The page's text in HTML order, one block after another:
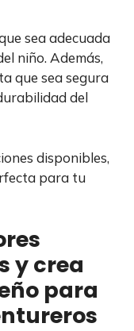
sea adecuada
niño. Además,
que sea segura
del
disponibles,
para tu
y crea
para